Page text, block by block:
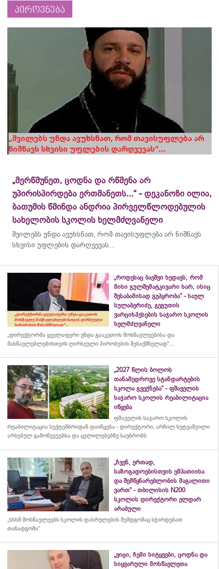
პიროვნება
„მერწმუნეთ, ცოდნა და რწმენა არ
უპირისპირდება ერთმანეთს...“ - დეკანოზი ილია,
ბათუმის წმინდა ანდრია პირველწლოდებულის
სახელობის სკოლის ხელმძღვანელი
შვილებს უნდა ავუხსნათ, რომ თავისუფლება არ ნიშნავს
სხვისი უფლების დარღვევას...
„როდესაც ბავშვი ხედავს, რომ
მისი გულშემატკივარი ხარ, ისიც
შესაბამისად გეპყრობა“ - საულ
სულაბერიძე, გეგუთის
ვარციხჰესების საჯარო სკოლის
ხელმძღვანელი
„დირექტორმა ყველაფერი უნდა გააკეთოს მოსწავლეებისა და
მასწავლებლებისთვის ღირსეული პირობების შესაქმნელად“...
„2027 წლის ბოლოს
თანამედროვე სტანდარტების
სკოლა გვექნება“ - ფშაველის
საჯარო სკოლის რეაბილიტაცია
იწყება
ფშაველის საჯარო სკოლის
რეაბილიტაცია სექტემბრიდან დაიწყება - დირექტორი, არჩილ ხუტუაშვილი
არსებულ გამოწვევებსა და ცვლილებებზე საუბრობს
„ჩვენ, ერთად,
საზოგადოებისთვის ემპათიისა
და შემწყნარებლობის მაგალითი
ვართ“ - თბილისის N200
სკოლის დირექტორი ელდარ
არაბული
„სსსმ მოსწავლეებს სკოლის დასრულების შემდგომაც სჭირდებათ
თანადგომა“
„ვიცი, ჩემი სიტყვები, ცოდნა და
სიყვარული მოსწავლეთა